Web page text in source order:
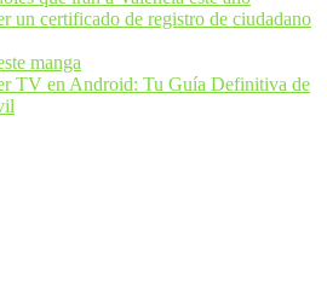
un certificado de registro de ciudadano
manga
TV en Android: Tu Guía Definitiva de